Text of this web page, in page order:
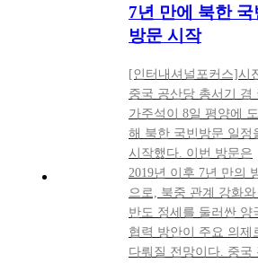
7년 만에 북한 국
방문 시작
[인터내셔널포커스]시
중국 공산당 총서기 겸
가주석이 8일 평양에
해 북한 국빈방문 일정
시작했다. 이번 방문은
2019년 이후 7년 만의
으로, 북중 관계 강화
반도 정세를 둘러싼 양
협력 방안이 주요 의제
다뤄질 전망이다. 중국